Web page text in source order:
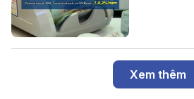
Xem thêm